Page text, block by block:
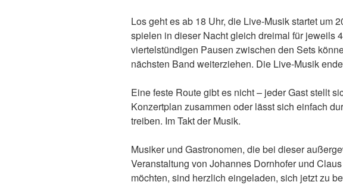
Los geht es ab 18 Uhr, die Live-Musik startet um
spielen in dieser Nacht gleich dreimal für jeweils
viertelstündigen Pausen zwischen den Sets
nächsten Band weiterziehen. Die Live-Musik
Eine feste Route gibt es nicht – jeder Gast stellt
Konzertplan zusammen oder lässt sich einfach
treiben. Im Takt der Musik.
Musiker und Gastronomen, die bei dieser
Veranstaltung von Johannes Dornhofer und
möchten, sind herzlich eingeladen, sich jetzt zu